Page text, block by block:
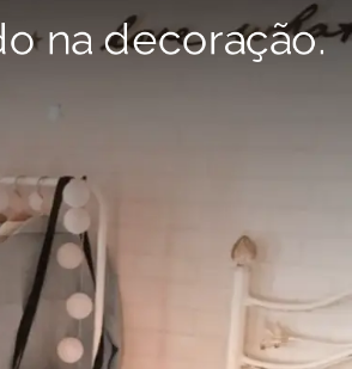
tudo na decoração.